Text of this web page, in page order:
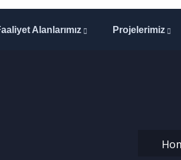
Alanlarımız Projelerimiz